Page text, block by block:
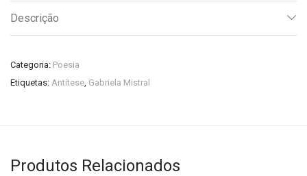
Descrição
Categoria: Poesia
Etiquetas: Antítese, Gabriela Mistral
Produtos Relacionados